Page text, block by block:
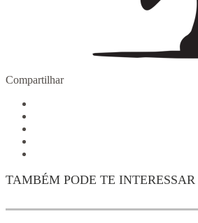
Compartilhar
TAMBÉM PODE TE INTERESSAR